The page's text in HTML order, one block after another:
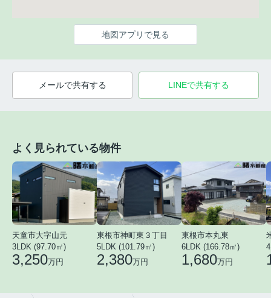
地図アプリで見る
メールで共有する LINEで共有する
よく見られている物件
天童市大字山元
3LDK (97.70㎡)
3,250万円
東根市神町東３丁目
5LDK (101.79㎡)
2,380万円
東根市本丸東
6LDK (166.78㎡)
1,680万円